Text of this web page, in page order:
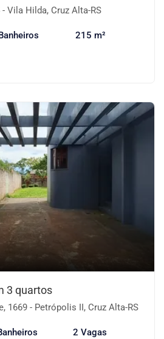
Vila Hilda, Cruz Alta-RS
215 m²
3 quartos
1669 - Petrópolis II, Cruz Alta-RS
2 Vagas